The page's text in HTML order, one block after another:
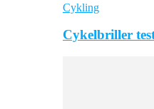
Cykling
Cykelbriller